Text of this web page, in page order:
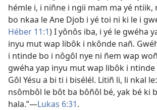
hémle i, i niñne i ngii mam ma yé ntiik,
bo nkaa le Ane Djob i yé toi ni ki le i
Héber 11:1) I yônôs iba, i yé le gwéha
inyu mut wap libôk i nkônde nañ.
i ntinde bo i nôgôl nye ni ñem wap
gwéha yap inyu mut wap libôk i
Gôl Yésu a bi ti i bisélél. Litiñ li, li nkal
nsômbôl le bôt ba bôñôl bé, yak bé ki
hala.”​—Lukas 6:31.